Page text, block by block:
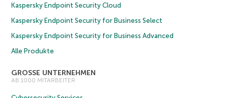
Kaspersky Endpoint Security Cloud
Kaspersky Endpoint Security for Business Select
Kaspersky Endpoint Security for Business Advanced
Alle Produkte
GROSSE UNTERNEHMEN
AB 1000 MITARBEITER